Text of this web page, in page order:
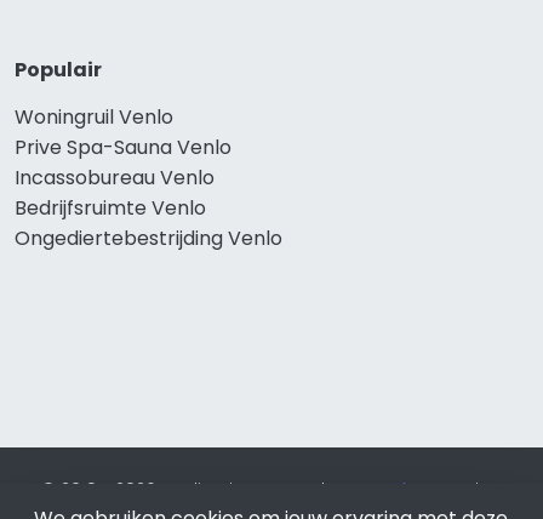
Populair
Woningruil Venlo
Prive Spa-Sauna Venlo
Incassobureau Venlo
Bedrijfsruimte Venlo
Ongediertebestrijding Venlo
© 2019 - 2026 Realisatie en SEO door SEO-bureau
Lion